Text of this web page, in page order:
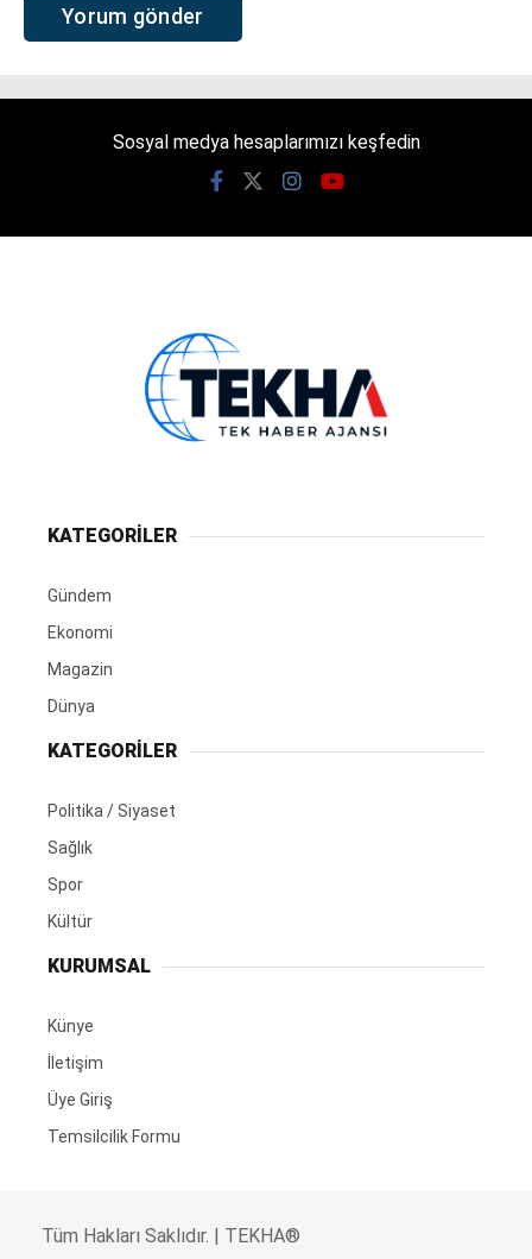
Sosyal medya hesaplarımızı keşfedin
KATEGORİLER
Gündem
Ekonomi
Magazin
Dünya
KATEGORİLER
Politika / Siyaset
Sağlık
Spor
Kültür
KURUMSAL
Künye
İletişim
Üye Giriş
Temsilcilik Formu
Tüm Hakları Saklıdır. | TEKHA®